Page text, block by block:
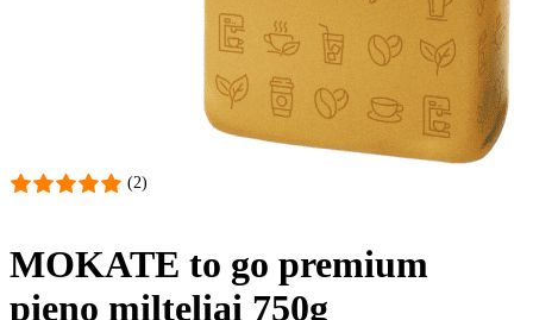
(2)
MOKATE to go premium
pieno milteliai 750g